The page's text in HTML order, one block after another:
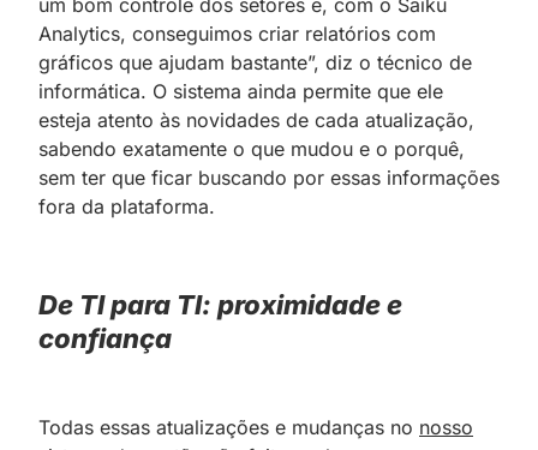
Analytics, conseguimos criar relatórios com
gráficos que ajudam bastante”, diz o técnico de
informática. O sistema ainda permite que ele
esteja atento às novidades de cada atualização,
sabendo exatamente o que mudou e o porquê,
sem ter que ficar buscando por essas informações
fora da plataforma.
De TI para TI: proximidade e
confiança
Todas essas atualizações e mudanças no nosso